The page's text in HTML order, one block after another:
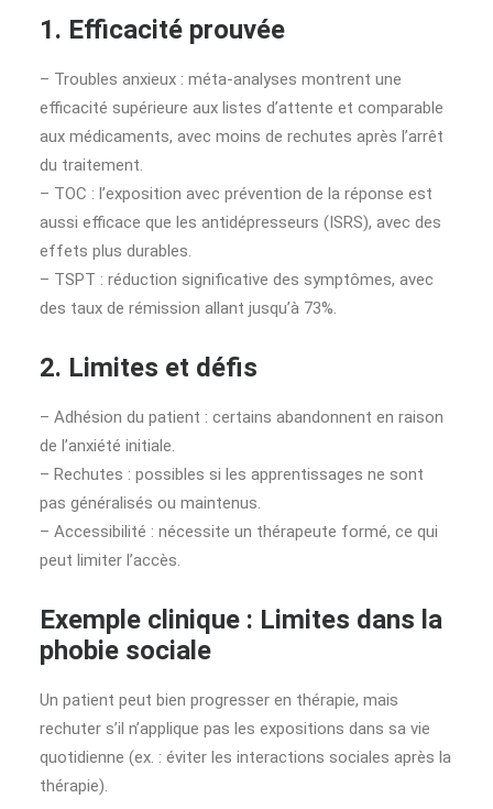
1. Efficacité prouvée
– Troubles anxieux : méta-analyses montrent une
efficacité supérieure aux listes d’attente et comparable
aux médicaments, avec moins de rechutes après l’arrêt
du traitement.
– TOC : l’exposition avec prévention de la réponse est
aussi efficace que les antidépresseurs (ISRS), avec des
effets plus durables.
– TSPT : réduction significative des symptômes, avec
des taux de rémission allant jusqu’à 73%.
2. Limites et défis
– Adhésion du patient : certains abandonnent en raison
de l’anxiété initiale.
– Rechutes : possibles si les apprentissages ne sont
pas généralisés ou maintenus.
– Accessibilité : nécessite un thérapeute formé, ce qui
peut limiter l’accès.
Exemple clinique : Limites dans la
phobie sociale
Un patient peut bien progresser en thérapie, mais
rechuter s’il n’applique pas les expositions dans sa vie
quotidienne (ex. : éviter les interactions sociales après la
thérapie).